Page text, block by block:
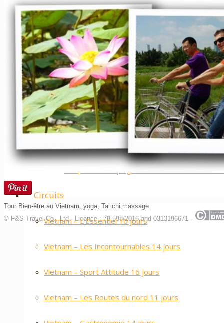
Nos plus ++
Laos
Luang Prabang
Vientiane
Nos plus ++
Les plus belles plages du Vietnam et du
Circuits
Vietnam – L’Essentiel 10 jours
Vietnam – Les Incontournables 14 jours
Vietnam – Sport Attitude 16 jours
Vietnam – Les Routes du nord 11 jours
Tour Bien-être au Vietnam, yoga, Tai chi,massage
© F&S Travel Co., Ltd - Licence : 79-598/2016 and 0313196671 -